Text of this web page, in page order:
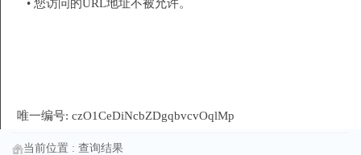
当前位置 :查询结果